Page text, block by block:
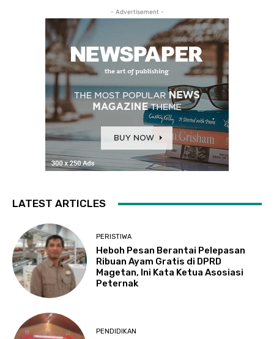
- Advertisement -
LATEST ARTICLES
PERISTIWA
Heboh Pesan Berantai Pelepasan
Ribuan Ayam Gratis di DPRD
Magetan, Ini Kata Ketua Asosiasi
Peternak
PENDIDIKAN